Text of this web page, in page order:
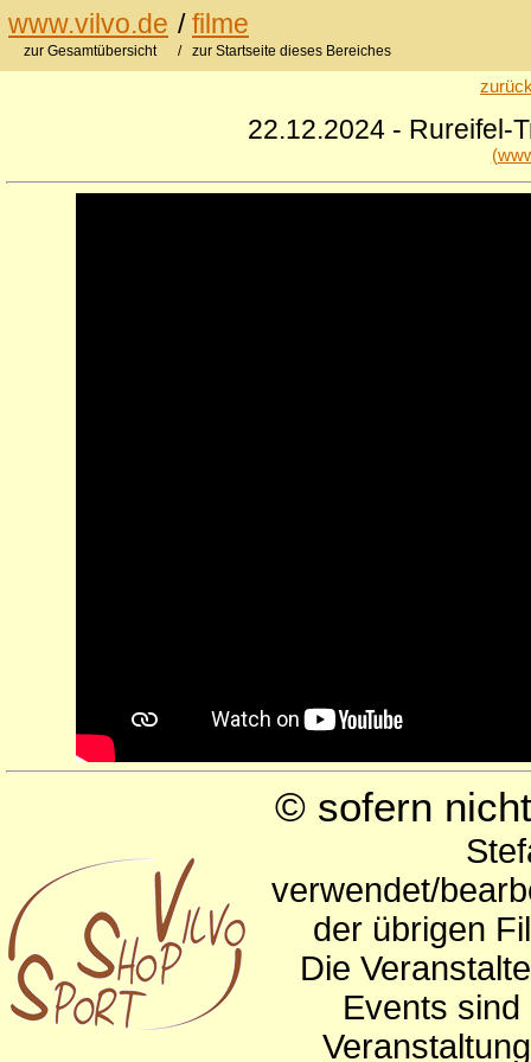
www.vilvo.de /filme
zur Gesamtübersicht / zur Startseite dieses Bereiches
22.12.2024 - Rureifel-
© sofern
verwendet/
der übrigen
Die
Events